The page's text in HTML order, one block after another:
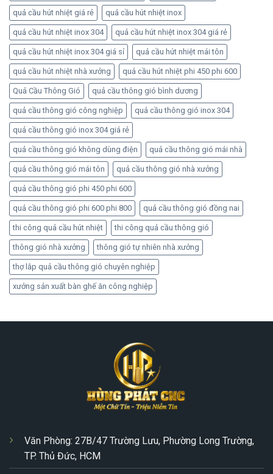
quả cầu hút nhiệt giá rẻ quả cầu hút nhiệt inox
quả cầu hút nhiệt inox 304 quả cầu hút nhiệt inox 304 giá rẻ
quả cầu hút nhiệt inox 304 giá sỉ quả cầu hút nhiệt mái tôn
quả cầu hút nhiệt nhà xưởng quả cầu hút nhiệt phi 450 phi 600
Quả Cầu Thông Gió quả cầu thông gió bình dương
quả cầu thông gió công nghiệp quả cầu thông gió inox 304
quả cầu thông gió inox 304 giá rẻ
quả cầu thông gió không dùng điện quả cầu thông gió mái nhà
quả cầu thông gió mái tôn quả cầu thông gió nhà xưởng
quả cầu thông gió phi 450 phi 600
quả cầu thông gió phi 600 phi 800 quả cầu thông gió đồng nai
thi công quả cầu hút nhiệt thi công quả cầu thông gió
thông gió nhà xưởng thông gió tự nhiên nhà xưởng
thợ lắp quả cầu thông gió chuyên nghiệp
xưởng sản xuất bàn ghế ăn công nghiệp
Văn Phòng: 27B/47 Trường Lưu, Phường Long Trường,
TP. Thủ Đức, HCM